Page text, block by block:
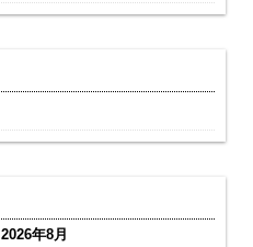
2026年8月